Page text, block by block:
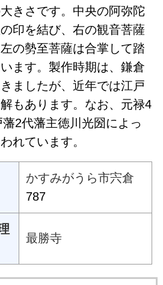
きさです。中央の阿弥陀
印を結び、右の観音菩薩
の勢至菩薩は合掌して踏
ます。製作時期は、鎌倉
ましたが、近年では江戸
もあります。なお、元禄4
2代藩主徳川光圀によっ
れています。
かすみがうら市宍倉
787
最勝寺